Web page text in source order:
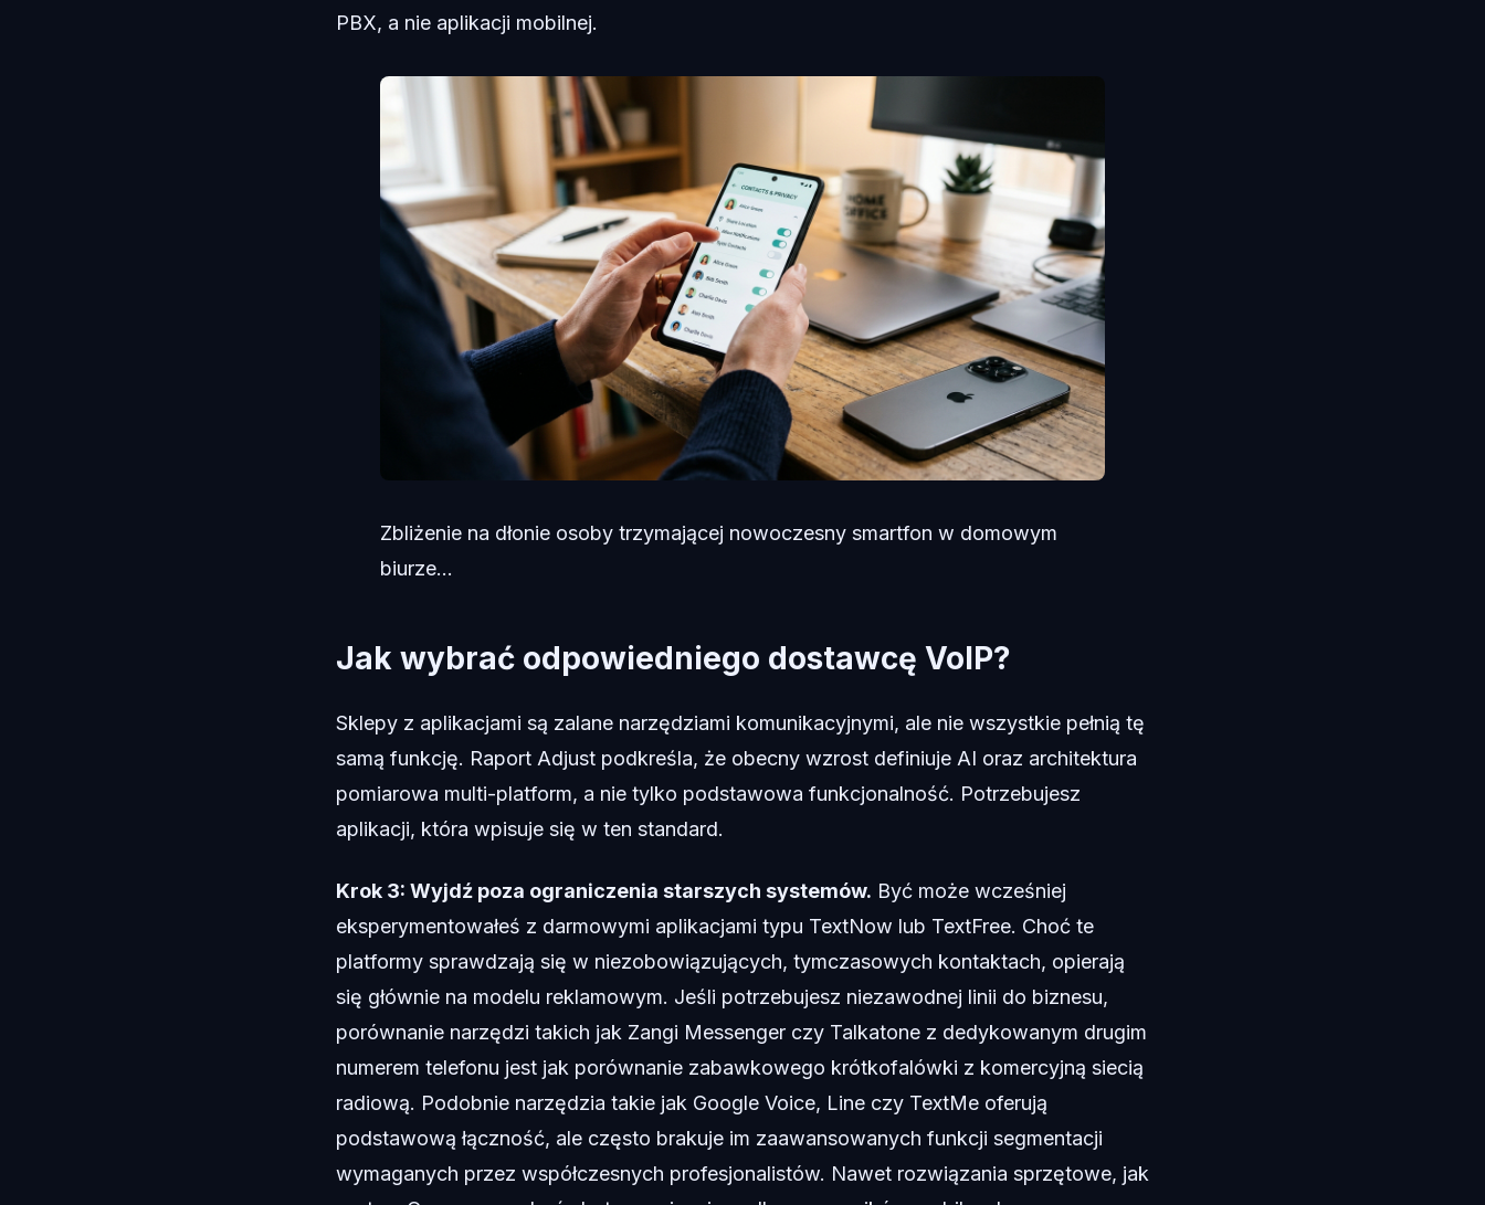
PBX, a nie aplikacji mobilnej.
Zbliżenie na dłonie osoby trzymającej nowoczesny smartfon w domowym
biurze...
Jak wybrać odpowiedniego dostawcę VoIP?
Sklepy z aplikacjami są zalane narzędziami komunikacyjnymi, ale nie wszystkie pełnią tę
samą funkcję. Raport Adjust podkreśla, że obecny wzrost definiuje AI oraz architektura
pomiarowa multi-platform, a nie tylko podstawowa funkcjonalność. Potrzebujesz
aplikacji, która wpisuje się w ten standard.
Krok 3: Wyjdź poza ograniczenia starszych systemów. Być może wcześniej
eksperymentowałeś z darmowymi aplikacjami typu TextNow lub TextFree. Choć te
platformy sprawdzają się w niezobowiązujących, tymczasowych kontaktach, opierają
się głównie na modelu reklamowym. Jeśli potrzebujesz niezawodnej linii do biznesu,
porównanie narzędzi takich jak Zangi Messenger czy Talkatone z dedykowanym drugim
numerem telefonu jest jak porównanie zabawkowego krótkofalówki z komercyjną siecią
radiową. Podobnie narzędzia takie jak Google Voice, Line czy TextMe oferują
podstawową łączność, ale często brakuje im zaawansowanych funkcji segmentacji
wymaganych przez współczesnych profesjonalistów. Nawet rozwiązania sprzętowe, jak